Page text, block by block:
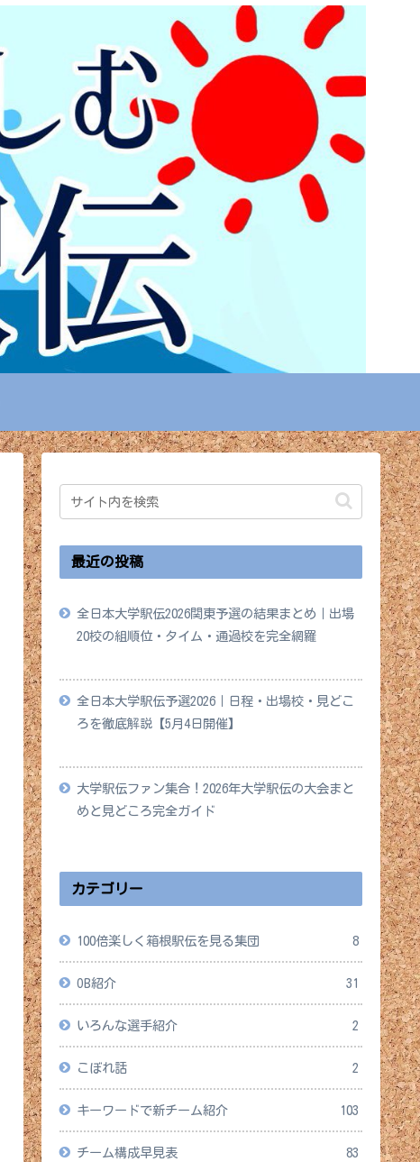
最近の投稿
全日本大学駅伝2026関東予選の結果まとめ｜出場
20校の組順位・タイム・通過校を完全網羅
全日本大学駅伝予選2026｜日程・出場校・見どこ
ろを徹底解説【5月4日開催】
大学駅伝ファン集合！2026年大学駅伝の大会まと
めと見どころ完全ガイド
カテゴリー
100倍楽しく箱根駅伝を見る集団 8
OB紹介 31
いろんな選手紹介 2
こぼれ話 2
キーワードで新チーム紹介 103
チーム構成早見表 83